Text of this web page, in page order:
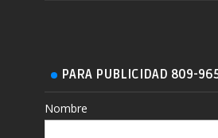
PARA PUBLICIDAD 809-
Nombre